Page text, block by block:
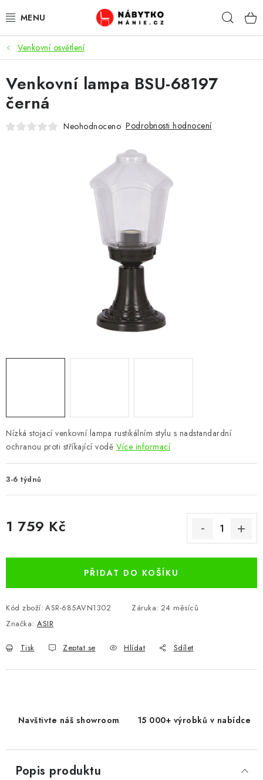
na
OBÝVACÍ POKOJ
KUCHYŇ A JÍDELNA
LOŽNICE
KANCELÁŘ / PRACOVNA
CHOVATELSKÉ POTŘEBY
OSTATNÍ
VÝPRODEJ
Vše o nákupu Info
Reklamace a odstoupení od smlouvy
Venkovní osvětlení
Nízká stojací venkovní lampa rustikálním stylu s nadstandardní
ochranou proti stříkající vodě Více informací
3-6 týdnů
1 759 Kč
PŘIDAT DO KOŠÍKU
Kód zboží: ASR-685AVN1302 Záruka: 24 měsíců
Značka: ASIR
Tisk Zeptat se Hlídat Sdílet
Venkovní lampa BSU-68197
černá
Neohodnoceno Podrobnosti hodnocení
Navštivte náš showroom 15 000+ výrobků v nabídce
Popis produktu